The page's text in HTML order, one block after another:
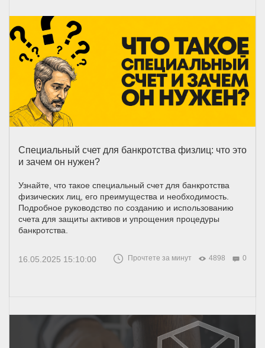
Специальный счет для банкротства физлиц: что это
и зачем он нужен?
Узнайте, что такое специальный счет для банкротства
физических лиц, его преимущества и необходимость.
Подробное руководство по созданию и использованию
счета для защиты активов и упрощения процедуры
банкротства.
16.05.2025 15:10:00 Прочтете за минут 4898 0